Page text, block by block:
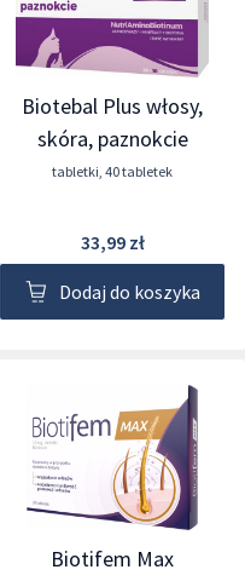
Biotebal Plus włosy,
skóra, paznokcie
tabletki, 40 tabletek
33,99 zł
Dodaj do koszyka
Biotifem Max